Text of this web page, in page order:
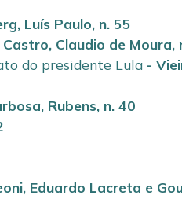
Luís Paulo, n. 55
Castro, Claudio de Moura,
do presidente Lula -
Rubens, n. 40
Eduardo Lacreta e